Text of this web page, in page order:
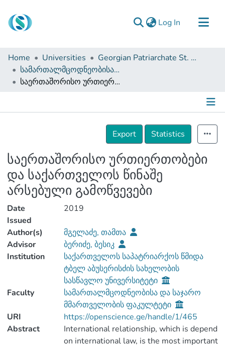
Log In (current)
Communities & Collections
Browse
Documentation
Home Universities
Georgian Patriarchate St. Tbel Abuseridze Teaching University
სამართალმცოდნეობისა და საჯარო მმართველობის ფაკულტეტი (სამაგისტრო ნაშრომები)
საერთაშორისო ურთიერთობები და საქართველოს წინაშე არსებული გამოწვევები
Details
Export
Statistics
საერთაშორისო ურთიერთობები
და საქართველოს წინაშე
არსებული გამოწვევები
Date
Issued
2019
Author(s)
მგელაძე, თამთა
Advisor
ბერიძე, ბესიკ
Institution
საქართველოს საპატრიარქოს წმიდა
ტბელ აბუსერისძის სახელობის
სასწავლო უნივერსიტეტი
Faculty
სამართალმცოდნეობისა და საჯარო
მმართველობის ფაკულტეტი
URI
https://openscience.ge/handle/1/465
Abstract
International relationship, which is depend
on international law, is the most important